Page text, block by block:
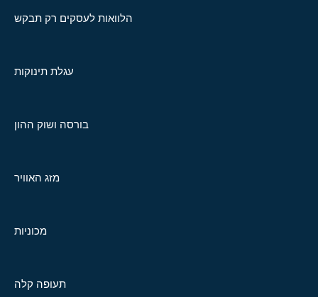
הלוואות לעסקים רק תבקש
עגלת תינוקות
בורסה ושוק ההון
מזג האוויר
מכוניות
תעופה קלה